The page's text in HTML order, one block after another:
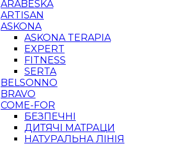
ARABESKA
ARTISAN
ASKONA
ASKONA TERAPIA
EXPERT
FITNESS
SERTA
BELSONNO
BRAVO
COME-FOR
БЕЗПЕЧНІ
ДИТЯЧІ МАТРАЦИ
НАТУРАЛЬНА ЛІНІЯ